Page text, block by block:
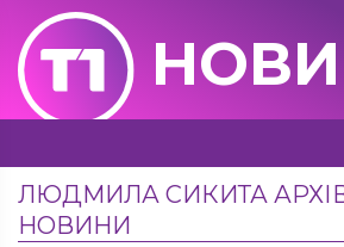
ЛЮДМИЛА СИКИТА
НОВИНИ